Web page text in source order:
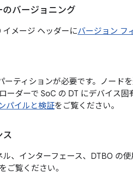
のバージョニング
メージ ヘッダーにバージョン フ
ーティションが必要です。ノード
ーダーで SoC の DT にデバイス
パイルと検証をご覧ください。
ス
、インターフェース、DTBO の
ご覧ください。